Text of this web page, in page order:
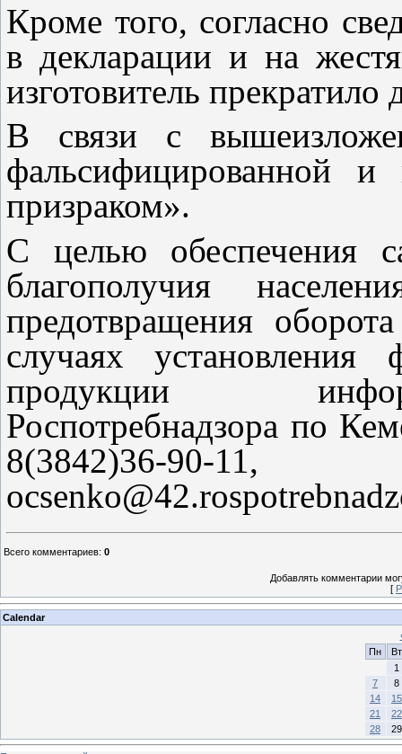
Кроме того, согласно
в декларации и на
изготовитель прекратило
В связи с
фальсифицированной и
призраком».
С целью обеспечения
благополучия
предотвращения
случаях установления
продукции
Роспотребнадзора по
8(3842)36-90-11,
ocsenko
Всего комментариев: 0
Добавлять комментарии
[
Calendar
Пн
Вт
1
7
8
14
15
21
22
28
29